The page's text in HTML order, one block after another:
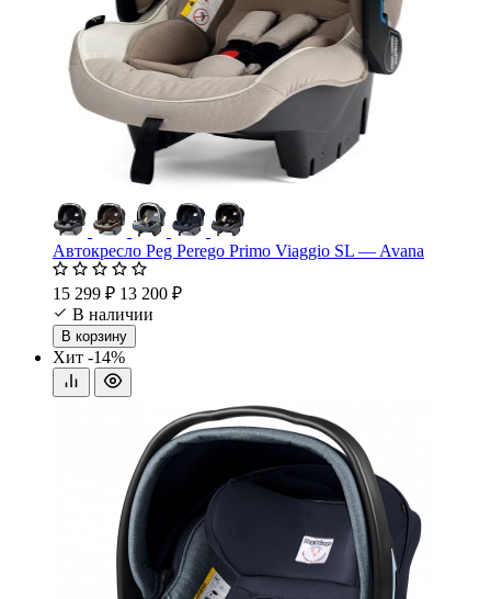
Автокресло Peg Perego Primo Viaggio SL — Avana
15 299 ₽ 13 200 ₽
В наличии
В корзину
Хит -14%